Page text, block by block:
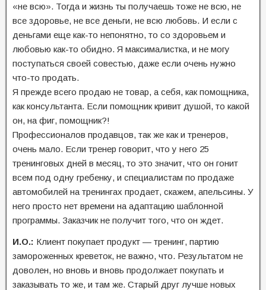
«не всю». Тогда и жизнь ты получаешь тоже не всю, не
все здоровье, не все деньги, не всю любовь. И если с
деньгами еще как-то непонятно, то со здоровьем и
любовью как-то обидно. Я максималистка, и не могу
поступаться своей совестью, даже если очень нужно
что-то продать.
Я прежде всего продаю не товар, а себя, как помощника,
как консультанта. Если помощник кривит душой, то какой
он, на фиг, помощник?!
Профессионалов продавцов, так же как и тренеров,
очень мало. Если тренер говорит, что у него 25
тренинговых дней в месяц, то это значит, что он гонит
всем под одну гребенку, и специалистам по продаже
автомобилей на тренингах продает, скажем, апельсины. У
него просто нет времени на адаптацию шаблонной
программы. Заказчик не получит того, что он ждет.
И.О.: Клиент покупает продукт — тренинг, партию
замороженных креветок, не важно, что. Результатом не
доволен, но вновь и вновь продолжает покупать и
заказывать то же, и там же. Старый друг лучше новых